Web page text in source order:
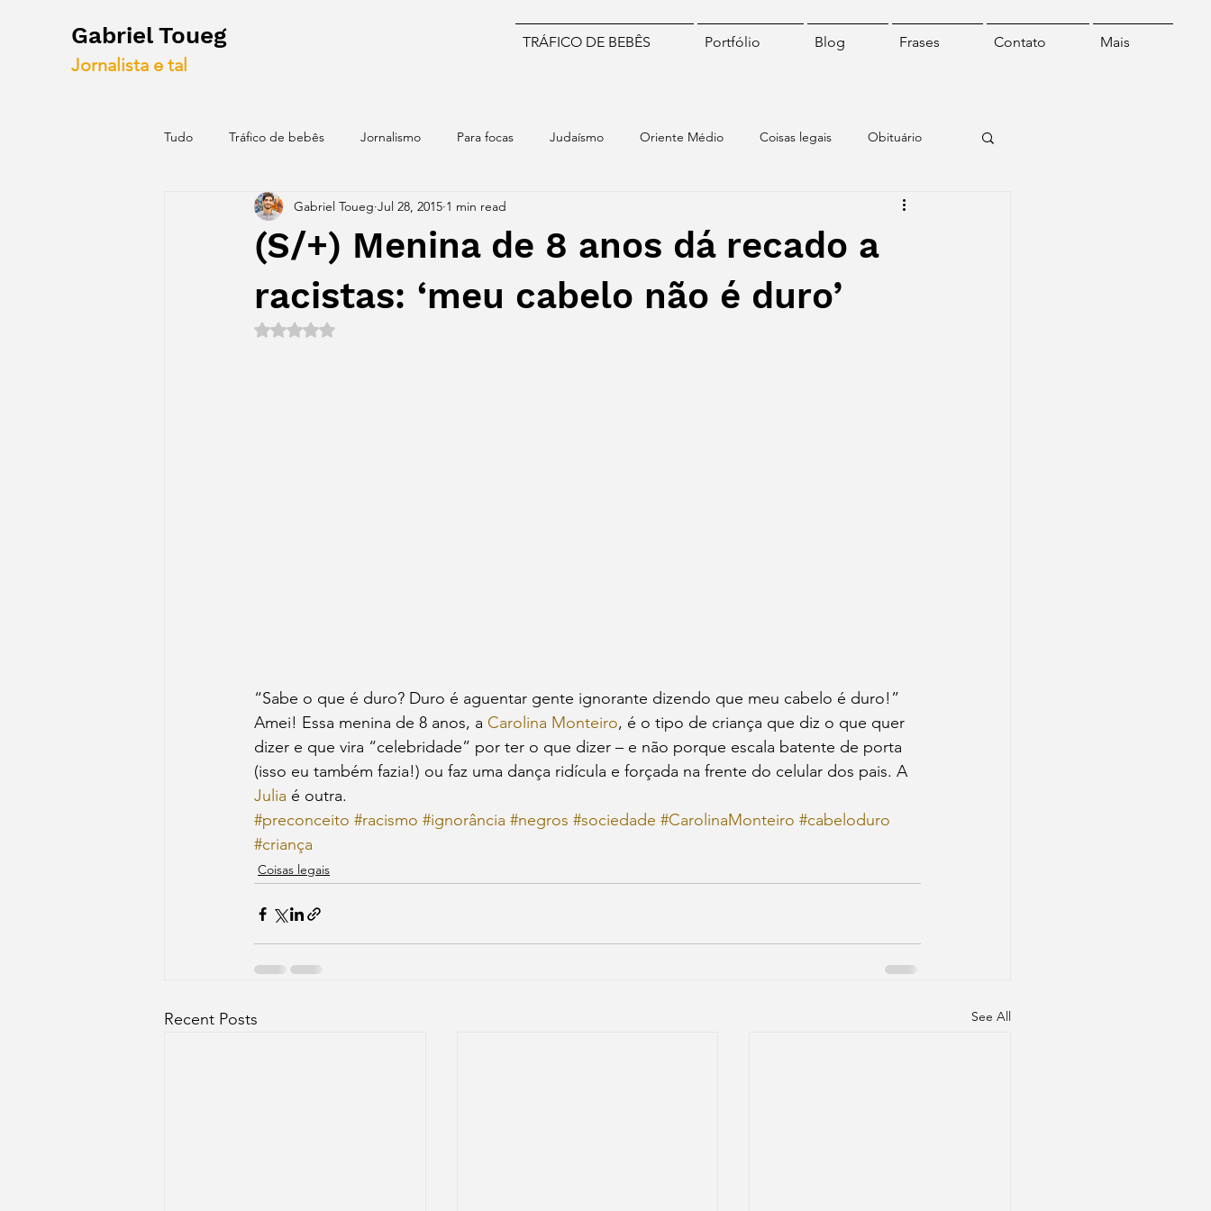
Gabriel Toueg
Jornalista e tal
TRÁFICO DE BEBÊS Portfólio Blog Frases Contato Mais
Tudo Tráfico de bebês Jornalismo Para focas Judaísmo Oriente Médio Coisas legais Obituário
Blogs antigos Mapas Idiomas Numismática Frase do dia
(S/+) Menina de 8 anos dá recado a
racistas: ‘meu cabelo não é duro’
Gabriel Toueg Jul 28, 2015 1 min read
Rated NaN out of 5 stars.
“Sabe o que é duro? Duro é aguentar gente ignorante dizendo que meu cabelo é duro!”
Amei! Essa menina de 8 anos, a Carolina Monteiro, é o tipo de criança que diz o que quer
dizer e que vira “celebridade” por ter o que dizer – e não porque escala batente de porta
(isso eu também fazia!) ou faz uma dança ridícula e forçada na frente do celular dos pais. A
Julia é outra.
#preconceito #racismo #ignorância #negros #sociedade #CarolinaMonteiro #cabeloduro
#criança
Coisas legais
Recent Posts See All